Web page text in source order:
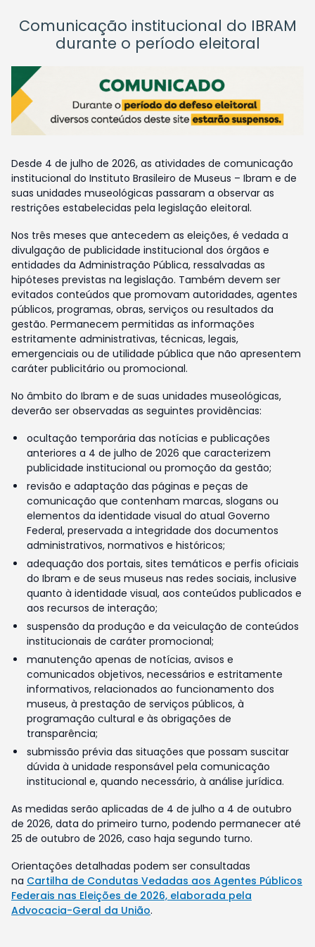
Comunicação institucional do IBRAM
durante o período eleitoral
Desde 4 de julho de 2026, as atividades de comunicação
institucional do Instituto Brasileiro de Museus – Ibram e de
suas unidades museológicas passaram a observar as
restrições estabelecidas pela legislação eleitoral.
Nos três meses que antecedem as eleições, é vedada a
divulgação de publicidade institucional dos órgãos e
entidades da Administração Pública, ressalvadas as
hipóteses previstas na legislação. Também devem ser
evitados conteúdos que promovam autoridades, agentes
públicos, programas, obras, serviços ou resultados da
gestão. Permanecem permitidas as informações
estritamente administrativas, técnicas, legais,
emergenciais ou de utilidade pública que não apresentem
caráter publicitário ou promocional.
No âmbito do Ibram e de suas unidades museológicas,
deverão ser observadas as seguintes providências:
ocultação temporária das notícias e publicações
anteriores a 4 de julho de 2026 que caracterizem
publicidade institucional ou promoção da gestão;
revisão e adaptação das páginas e peças de
comunicação que contenham marcas, slogans ou
elementos da identidade visual do atual Governo
Federal, preservada a integridade dos documentos
administrativos, normativos e históricos;
adequação dos portais, sites temáticos e perfis oficiais
do Ibram e de seus museus nas redes sociais, inclusive
quanto à identidade visual, aos conteúdos publicados e
aos recursos de interação;
suspensão da produção e da veiculação de conteúdos
institucionais de caráter promocional;
manutenção apenas de notícias, avisos e
comunicados objetivos, necessários e estritamente
informativos, relacionados ao funcionamento dos
museus, à prestação de serviços públicos, à
programação cultural e às obrigações de
transparência;
submissão prévia das situações que possam suscitar
dúvida à unidade responsável pela comunicação
institucional e, quando necessário, à análise jurídica.
As medidas serão aplicadas de 4 de julho a 4 de outubro
de 2026, data do primeiro turno, podendo permanecer até
25 de outubro de 2026, caso haja segundo turno.
Orientações detalhadas podem ser consultadas
na Cartilha de Condutas Vedadas aos Agentes Públicos
Federais nas Eleições de 2026, elaborada pela
Advocacia-Geral da União.